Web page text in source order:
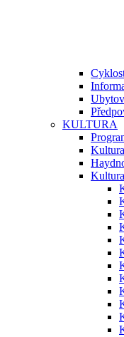
KULTURA